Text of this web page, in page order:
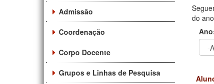
Admissão
Coordenação
Corpo Docente
Grupos e Linhas de Pesquisa
do